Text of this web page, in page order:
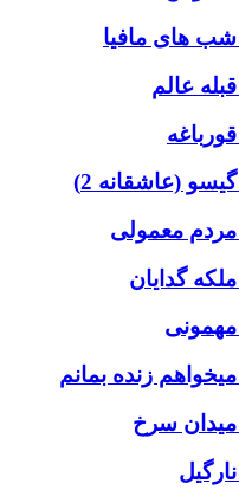
های مافیا
عالم
(عاشقانه 2)
معمولی
گدایان
زنده بمانم
سرخ